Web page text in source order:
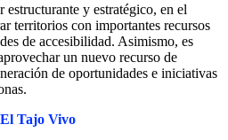
y estratégico, en el
territorios con importantes recursos
de accesibilidad. Asimismo, es
un nuevo recurso de
de oportunidades e iniciativas
Tajo Vivo